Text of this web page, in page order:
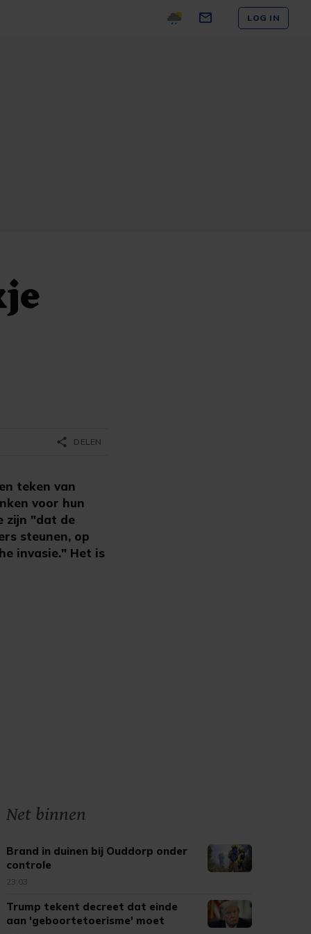
LOG IN
teken van
voor hun
zijn "dat de
steunen, op
invasie." Het is
share DELEN
Net binnen
Brand in duinen bij Ouddorp onder
controle
23:03
Trump tekent decreet dat einde
aan 'geboortetoerisme' moet